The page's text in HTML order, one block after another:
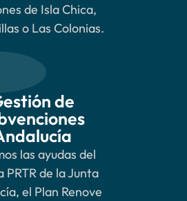
de Isla Chica,
o Las Colonias.
de
las ayudas del
PRTR de la Junta
el Plan Renove